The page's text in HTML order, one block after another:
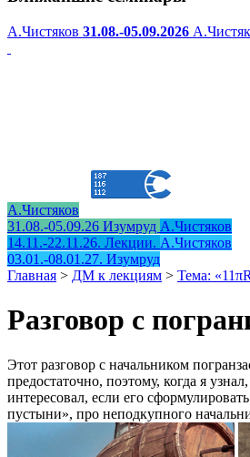
А.Чистяков 31.08.-05.09.2026
А.Чистяков
31.08.-05.09.26 Изумруд А.Чистяков
14.11.-22.11.26. Лекции. А.Чистяков
03.01.-08.01.27. Изумруд
Главная > ДМ к лекциям > Тема:
Разговор с
Этот разговор с начальником
предостаточно, поэтому, когда я
интересовал, если его
пустыни», про неподкупного